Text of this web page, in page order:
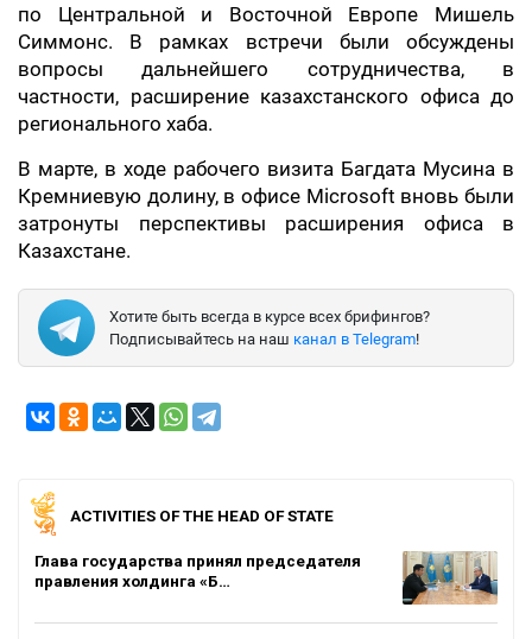
по Центральной и Восточной Европе Мишель
Симмонс. В рамках встречи были обсуждены
вопросы дальнейшего сотрудничества, в
частности, расширение казахстанского офиса до
регионального хаба.
В марте, в ходе рабочего визита Багдата Мусина в
Кремниевую долину, в офисе Microsoft вновь были
затронуты перспективы расширения офиса в
Казахстане.
Хотите быть всегда в курсе всех брифингов?
Подписывайтесь на наш канал в Telegram!
ACTIVITIES OF THE HEAD OF STATE
Глава государства принял председателя
правления холдинга «Б…